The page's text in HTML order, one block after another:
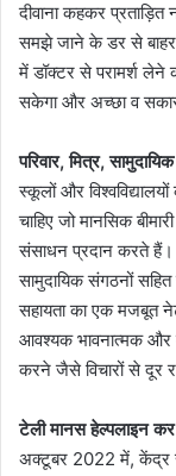
दीवाना कहकर
समझे जाने के डर से
में डॉक्टर से परामर्श
सकेगा और अच्छा व
परिवार, मित्र,
स्कूलों और
चाहिए जो मानसिक
संसाधन प्रदान करते हैं।
सामुदायिक संगठनों
सहायता का एक मजबूत
आवश्यक भावनात्मक और
करने जैसे विचारों से
टेली मानस हेल्पलाइन
अक्टूबर 2022 में, केंद्र